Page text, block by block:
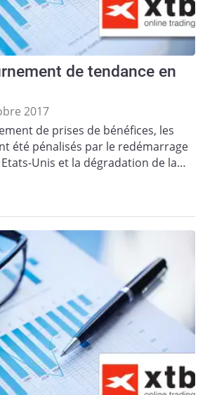
de tendance en
2017
de prises de bénéfices, les
été pénalisés par le redémarrage
Unis et la dégradation de la…